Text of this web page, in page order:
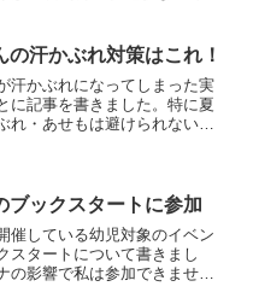
の汗かぶれ対策はこれ！
汗かぶれになってしまった実
に記事を書きました。特に夏
れ・あせもは避けられないの
ブックスタートに参加
催している幼児対象のイベン
スタートについて書きまし
の影響で私は参加できません